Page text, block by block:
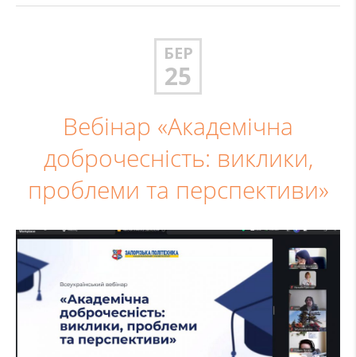
БЕР
25
Вебінар «Академічна
доброчесність: виклики,
проблеми та перспективи»